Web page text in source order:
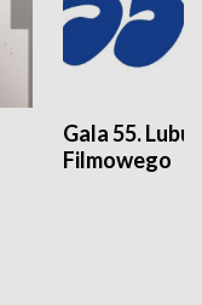
Gala 55.
Filmowego